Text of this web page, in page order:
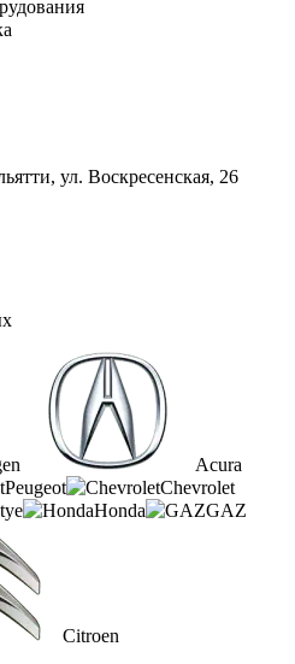
ул. Воскресенская, 26
Acura
Peugeot
Chevrolet
Honda GAZ
Citroen